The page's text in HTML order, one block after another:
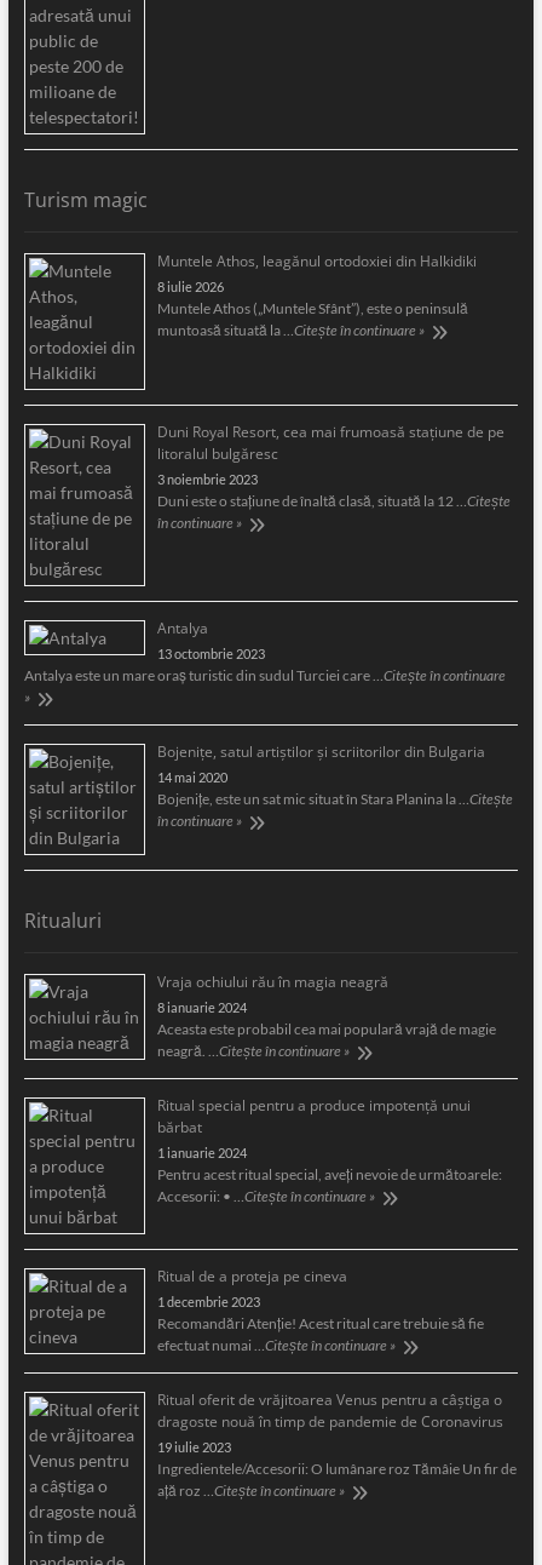
Turism magic
Muntele Athos, leagănul ortodoxiei din Halkidiki
8 iulie 2026
Muntele Athos („Muntele Sfânt”), este o peninsulă
muntoasă situată la …Citește în continuare »
Duni Royal Resort, cea mai frumoasă staţiune de pe
litoralul bulgăresc
3 noiembrie 2023
Duni este o staţiune de înaltă clasă, situată la 12 …Citește
în continuare »
Antalya
13 octombrie 2023
Antalya este un mare oraş turistic din sudul Turciei care …Citește în continuare
»
Bojeniţe, satul artiştilor şi scriitorilor din Bulgaria
14 mai 2020
Bojeniţe, este un sat mic situat în Stara Planina la …Citește
în continuare »
Ritualuri
Vraja ochiului rău în magia neagră
8 ianuarie 2024
Aceasta este probabil cea mai populară vrajă de magie
neagră. …Citește în continuare »
Ritual special pentru a produce impotență unui
bărbat
1 ianuarie 2024
Pentru acest ritual special, aveți nevoie de următoarele:
Accesorii: • …Citește în continuare »
Ritual de a proteja pe cineva
1 decembrie 2023
Recomandări Atenție! Acest ritual care trebuie să fie
efectuat numai …Citește în continuare »
Ritual oferit de vrăjitoarea Venus pentru a câştiga o
dragoste nouă în timp de pandemie de Coronavirus
19 iulie 2023
Ingredientele/Accesorii: O lumânare roz Tămâie Un fir de
aţă roz …Citește în continuare »